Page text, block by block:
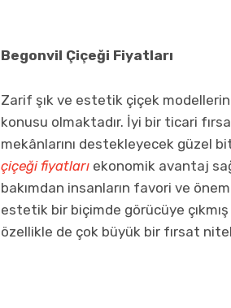
Begonvil Çiçeği Fiyatları
Zarif şık ve estetik çiçek
konusu olmaktadır. İyi bir ticari
mekânlarını destekleyecek güzel
çiçeği fiyatları ekonomik avantaj
bakımdan insanların favori ve
estetik bir biçimde görücüye
özellikle de çok büyük bir fırsat